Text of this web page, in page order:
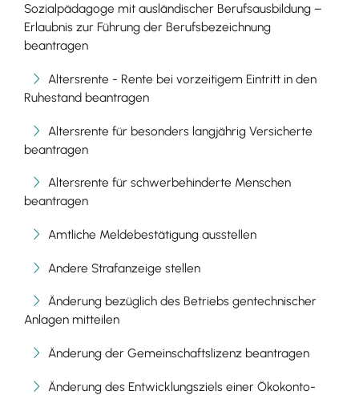
Sozialpädagoge mit ausländischer Berufsausbildung –
Erlaubnis zur Führung der Berufsbezeichnung
beantragen
Altersrente - Rente bei vorzeitigem Eintritt in den
Ruhestand beantragen
Altersrente für besonders langjährig Versicherte
beantragen
Altersrente für schwerbehinderte Menschen
beantragen
Amtliche Meldebestätigung ausstellen
Andere Strafanzeige stellen
Änderung bezüglich des Betriebs gentechnischer
Anlagen mitteilen
Änderung der Gemeinschaftslizenz beantragen
Änderung des Entwicklungsziels einer Ökokonto-